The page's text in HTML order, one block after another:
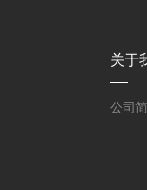
关于
公司